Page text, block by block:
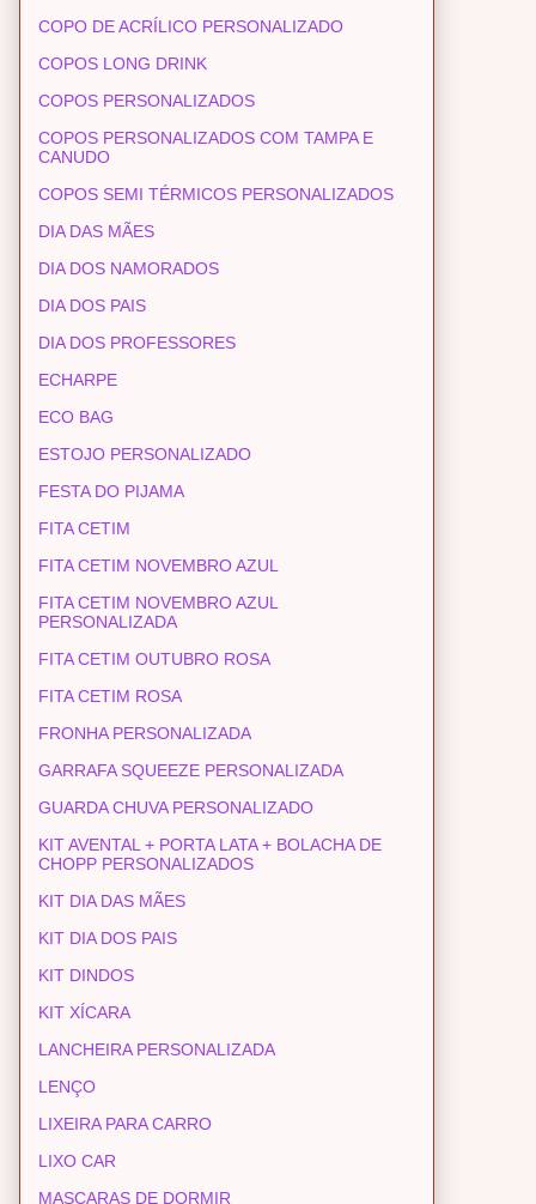
COPO DE ACRÍLICO PERSONALIZADO
COPOS LONG DRINK
COPOS PERSONALIZADOS
COPOS PERSONALIZADOS COM TAMPA E
CANUDO
COPOS SEMI TÉRMICOS PERSONALIZADOS
DIA DAS MÃES
DIA DOS NAMORADOS
DIA DOS PAIS
DIA DOS PROFESSORES
ECHARPE
ECO BAG
ESTOJO PERSONALIZADO
FESTA DO PIJAMA
FITA CETIM
FITA CETIM NOVEMBRO AZUL
FITA CETIM NOVEMBRO AZUL
PERSONALIZADA
FITA CETIM OUTUBRO ROSA
FITA CETIM ROSA
FRONHA PERSONALIZADA
GARRAFA SQUEEZE PERSONALIZADA
GUARDA CHUVA PERSONALIZADO
KIT AVENTAL + PORTA LATA + BOLACHA DE
CHOPP PERSONALIZADOS
KIT DIA DAS MÃES
KIT DIA DOS PAIS
KIT DINDOS
KIT XÍCARA
LANCHEIRA PERSONALIZADA
LENÇO
LIXEIRA PARA CARRO
LIXO CAR
MASCARAS DE DORMIR